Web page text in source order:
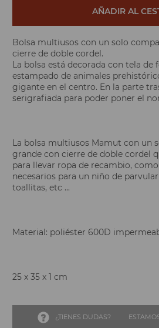
AÑADIR AL
Bolsa multiusos con un solo
cierre de doble cordel.
La bolsa está decorada con tela de
estampado de animales
gigante en el centro. En la parte
serigrafiada para poder poner el
La bolsa multiusos Mamut con un
grande con cierre de doble cordel
para llevar ropa de recambio,
necesarios para un niño de
toallitas, etc ...
Material: poliéster 600D
25 x 35 x 1 cm
¿TIENES DUDAS?